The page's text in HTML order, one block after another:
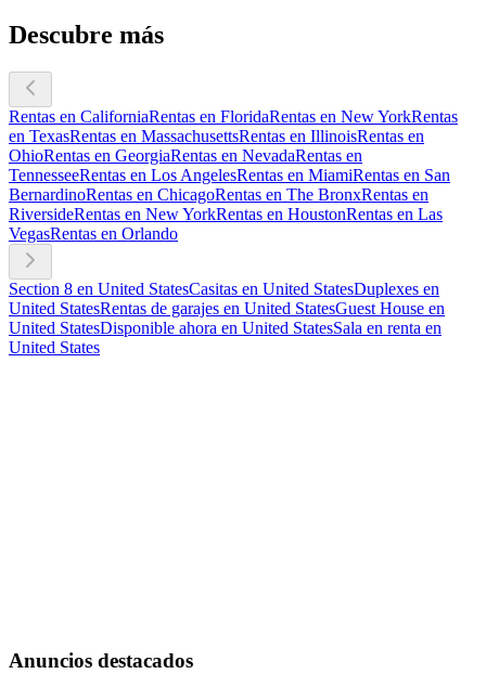
Descubre más
Rentas en CaliforniaRentas en FloridaRentas en New YorkRentas
en TexasRentas en MassachusettsRentas en IllinoisRentas en
OhioRentas en GeorgiaRentas en NevadaRentas en
TennesseeRentas en Los AngelesRentas en MiamiRentas en San
BernardinoRentas en ChicagoRentas en The BronxRentas en
RiversideRentas en New YorkRentas en HoustonRentas en Las
VegasRentas en Orlando
Section 8 en United StatesCasitas en United StatesDuplexes en
United StatesRentas de garajes en United StatesGuest House en
United StatesDisponible ahora en United StatesSala en renta en
United States
Anuncios destacados